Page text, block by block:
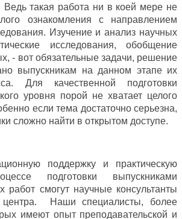
такая работа ни в коей мере не
ознакомления с направлением
Изучение и анализ научных
исследования, обобщение
- вот обязательные задачи, решение
выпускникам на данном этапе их
Для качественной подготовки
уровня порой не хватает целого
если тема достаточно серьезна,
сложно найти в открытом доступе.
поддержку и практическую
подготовки выпускниками
работ смогут научные консультанты
центра. Наши специалисты, более
имеют опыт преподавательской и